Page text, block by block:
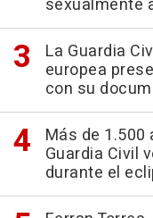
sexualmente
La Guardia
europea
con su
Más de
Guardia Civil
durante el